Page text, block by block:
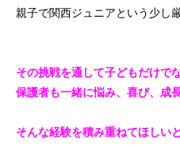
親子で関西ジュニアという少し
その挑戦を通して子どもだけで
保護者も一緒に悩み、喜び、成
そんな経験を積み重ねてほしい